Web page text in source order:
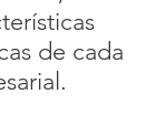
de cada